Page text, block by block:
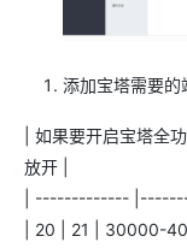
添加宝塔需要的
| 如果要开启宝塔全
放开 |
| -------------
| 20 | 21 | 30000-